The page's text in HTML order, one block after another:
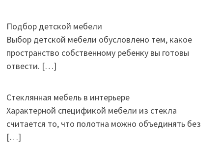
Подбор детской мебели
Выбор детской мебели обусловлено тем, какое
пространство собственному ребенку вы готовы
отвести. […]
Стеклянная мебель в интерьере
Характерной спецификой мебели из стекла
считается то, что полотна можно объединять без
[…]